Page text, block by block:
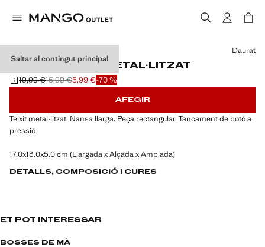
Saltar al contingut principal
BOSSA EFECTE METAL·LITZAT
Preu inicial ratllat [19,99 € ]
19,99 €
Segon preu ratllat [15,99 € ]
15,99 €
Preu actual [5,99 € ]5,99 €-70 %
Selecciona un color
Daurat
AFEGIR
Teixit metal·litzat. Nansa llarga. Peça rectangular. Tancament de botó a
pressió
17.0x13.0x5.0 cm (Llargada x Alçada x Amplada)
DETALLS, COMPOSICIÓ I CURES
ET POT INTERESSAR
BOSSES DE MÀ